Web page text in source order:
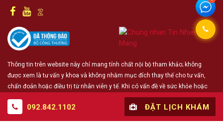
Thông tin trên website này chỉ mang tính chất nội bộ tham khảo; không
được xem là tư vấn y khoa và không nhằm mục đích thay thế cho tư vấn,
chẩn đoán hoặc điều trị từ nhân viên y tế. Khi có vấn đề về sức khỏe hoặc
cần hỗ trợ cấp cứu người đọc cần liên hệ bác sĩ và cơ sở y tế gần nhất
092.842.1102 ĐẶT LỊCH KHÁM